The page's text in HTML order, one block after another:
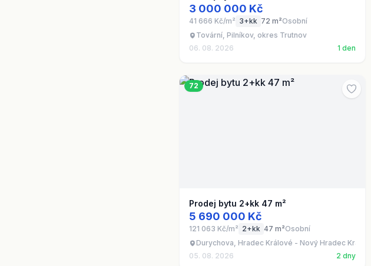
3 000 000 Kč
41 666 Kč/m² 3+kk 72 m²Osobní
Tovární, Pilníkov, okres Trutnov
06. 08. 2026
1 den
72
Prodej bytu 2+kk 47 m²
5 690 000 Kč
121 063 Kč/m² 2+kk 47 m²Osobní
Durychova, Hradec Králové - Nový Hradec Králové
05. 08. 2026
2 dny